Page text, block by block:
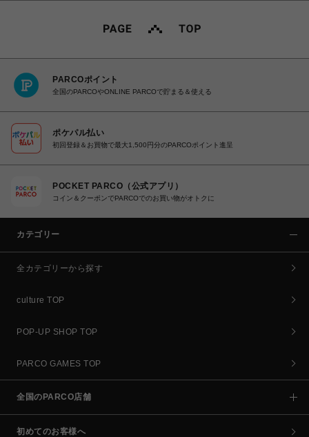
PARCOポイント
全国のPARCOやONLINE PARCOで貯まる＆使える
ポケパル払い
初回登録＆お買物で最大1,500円分のPARCOポイント進呈
POCKET PARCO（公式アプリ）
コイン＆クーポンでPARCOでのお買い物がオトクに
カテゴリー
全カテゴリーから探す
culture TOP
POP-UP SHOP TOP
PARCO GAMES TOP
全国のPARCO店舗
初めてのお客様へ